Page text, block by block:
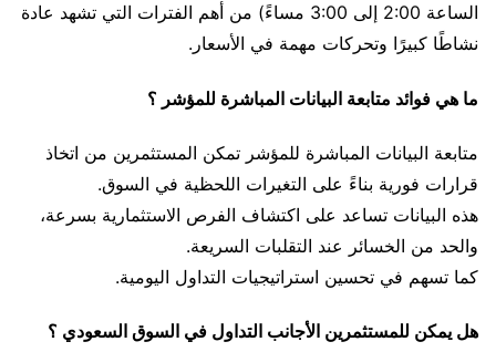
الساعة 2:00 إلى 3:00 مساءً) من أهم الفترات التي تشهد عادة
نشاطًا كبيرًا وتحركات مهمة في الأسعار.
ما هي فوائد متابعة البيانات المباشرة للمؤشر ؟
متابعة البيانات المباشرة للمؤشر تمكن المستثمرين من اتخاذ
قرارات فورية بناءً على التغيرات اللحظية في السوق.
هذه البيانات تساعد على اكتشاف الفرص الاستثمارية بسرعة،
والحد من الخسائر عند التقلبات السريعة.
كما تسهم في تحسين استراتيجيات التداول اليومية.
هل يمكن للمستثمرين الأجانب التداول في السوق السعودي ؟